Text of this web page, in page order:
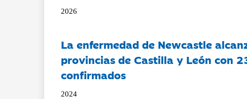
2026
La enfermedad de Newcastle
provincias de Castilla y León con
confirmados
2024